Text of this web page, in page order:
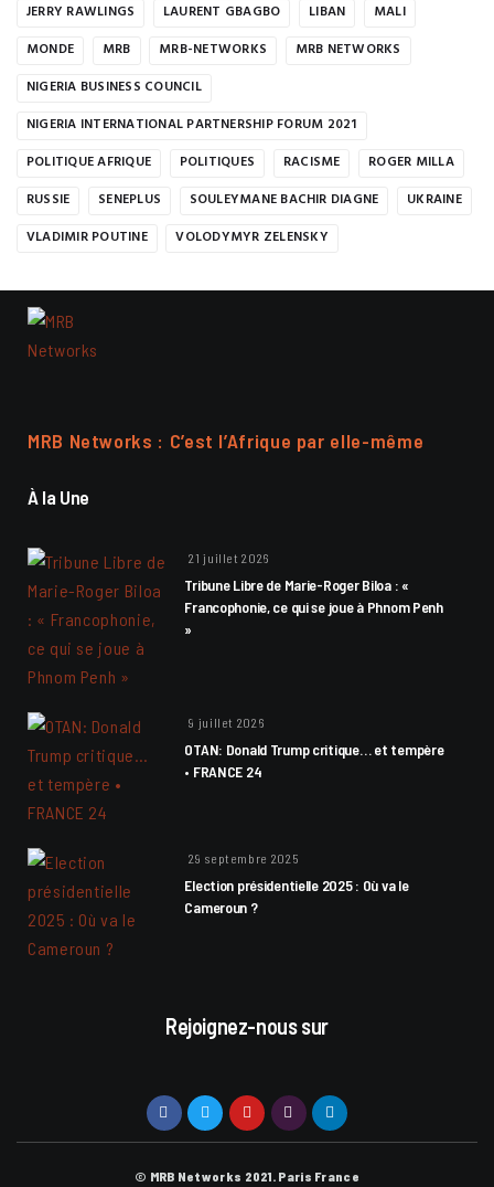
JERRY RAWLINGS
LAURENT GBAGBO LIBAN
MALI
MONDE
MRB MRB-NETWORKS
MRB NETWORKS
NIGERIA BUSINESS COUNCIL
NIGERIA INTERNATIONAL PARTNERSHIP FORUM 2021
POLITIQUE AFRIQUE
POLITIQUES RACISME
ROGER MILLA
RUSSIE
SENEPLUS SOULEYMANE BACHIR DIAGNE
UKRAINE
VLADIMIR POUTINE
VOLODYMYR ZELENSKY
MRB Networks : C’est l’Afrique par elle-même
À la Une
21 juillet 2026
Tribune Libre de Marie-Roger Biloa : «
Francophonie, ce qui se joue à Phnom Penh
»
9 juillet 2026
OTAN: Donald Trump critique… et tempère
• FRANCE 24
29 septembre 2025
Election présidentielle 2025 : Où va le
Cameroun ?
Rejoignez-nous sur
© MRB Networks 2021. Paris France